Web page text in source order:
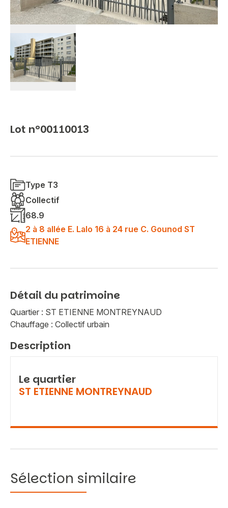
Lot n°00110013
Type T3
Collectif
68.9
2 à 8 allée E. Lalo 16 à 24 rue C. Gounod ST
ETIENNE
Détail du patrimoine
Quartier : ST ETIENNE MONTREYNAUD
Chauffage : Collectif urbain
Description
Le quartier
ST ETIENNE MONTREYNAUD
Sélection similaire